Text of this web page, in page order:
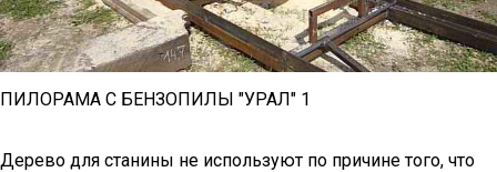
ПИЛОРАМА С БЕНЗОПИЛЫ "УРАЛ" 1
Дерево для станины не используют по причине того, что